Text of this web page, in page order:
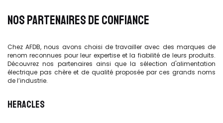
NOS PARTENAIRES DE CONFIANCE
Chez AFDB, nous avons choisi de travailler avec des marques de
renom reconnues pour leur expertise et la fiabilité de leurs produits.
Découvrez nos partenaires ainsi que la sélection d'alimentation
électrique pas chère et de qualité proposée par ces grands noms
de l’industrie.
HERACLES